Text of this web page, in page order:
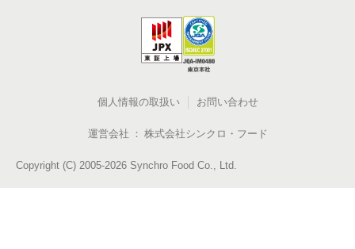
個人情報の取扱い お問い合わせ
運営会社 株式会社シンクロ・フード
Copyright (C) 2005-2026 Synchro Food Co., Ltd.